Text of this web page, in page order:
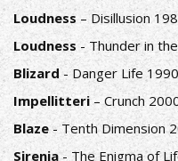
Loudness – Disillusion
Loudness - Thunder in
Blizard- Danger Life 1990
Impellitteri– Crunch
Blaze - Tenth Dimension
Sirenia- The Enigma of